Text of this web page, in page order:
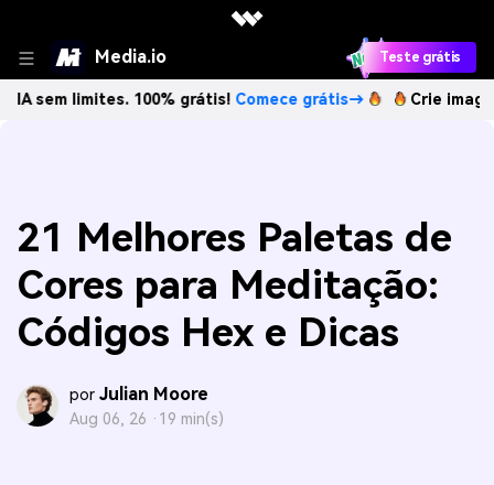
Media.io Teste grátis
100% grátis!Comece grátis→ Crie imagens com
21 Melhores Paletas de
Cores para Meditação:
Códigos Hex e Dicas
por Julian Moore
Aug 06, 26 · 19 min(s)